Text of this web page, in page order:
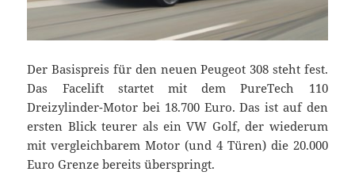
Der Basispreis für den neuen Peugeot 308 steht fest.
Das Facelift startet mit dem PureTech 110
Dreizylinder-Motor bei 18.700 Euro. Das ist auf den
ersten Blick teurer als ein VW Golf, der wiederum
mit vergleichbarem Motor (und 4 Türen) die 20.000
Euro Grenze bereits überspringt.